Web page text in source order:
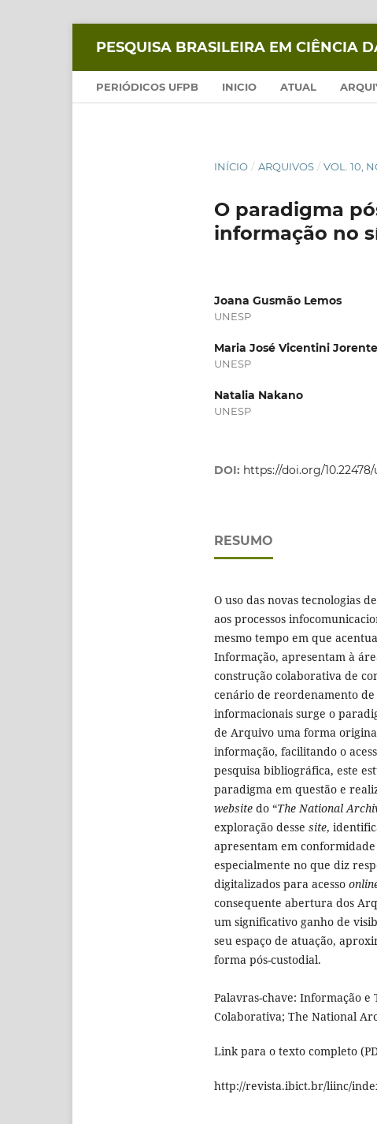
PESQUISA BRASILEIRA EM CIÊNCIA
PERIÓDICOS UFPB INICIO ATUAL
INÍCIO / ARQUIVOS / VOL. 10,
O paradigma
informação no
Joana Gusmão Lemos
UNESP
Maria José Vicentini Jorente
UNESP
Natalia Nakano
UNESP
DOI: https://doi.org/10.22478/
RESUMO
O uso das novas tecnologias
aos processos
mesmo tempo em que
Informação, apresentam à
construção colaborativa de
cenário de reordenamento
informacionais surge o
de Arquivo uma forma
informação, facilitando o
pesquisa bibliográfica, este
paradigma em questão e
website do “The National
exploração desse site,
apresentam em conformidade
especialmente no que diz
digitalizados para acesso
consequente abertura dos
um significativo ganho de
seu espaço de atuação,
forma pós-custodial.
Palavras-chave: Informação e
Colaborativa; The National
Link para o texto completo
http://revista.ibict.br/liinc/